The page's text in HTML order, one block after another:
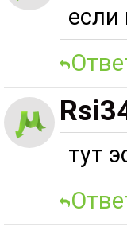
если
тут